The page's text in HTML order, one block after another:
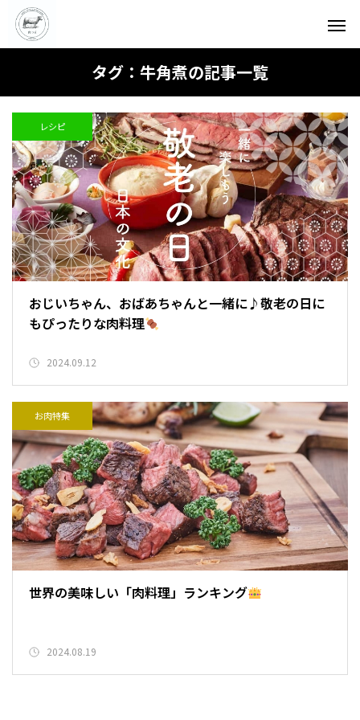
タグ：牛角煮の記事一覧
レシピ
おじいちゃん、おばあちゃんと一緒に♪敬老の日に
もぴったりな肉料理
2024.09.12
お肉特集
世界の美味しい「肉料理」ランキング
2024.08.19